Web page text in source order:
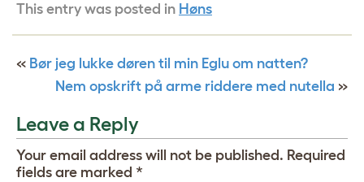
This entry was posted in Høns
« Bør jeg lukke døren til min Eglu om natten?
Nem opskrift på arme riddere med nutella »
Leave a Reply
Your email address will not be published. Required
fields are marked *